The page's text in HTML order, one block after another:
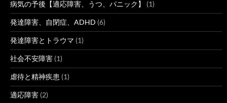
病気の予後【適応障害、うつ、パニック】 (1)
発達障害、自閉症、ADHD (6)
発達障害とトラウマ (1)
社会不安障害 (1)
虐待と精神疾患 (1)
適応障害 (2)